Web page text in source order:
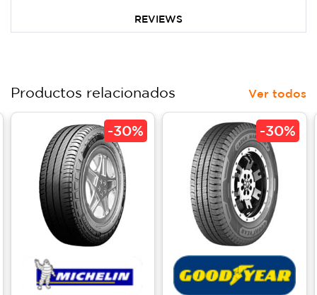
REVIEWS
Productos relacionados Ver todos
-30% -30%